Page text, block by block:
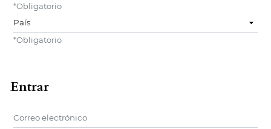
*Obligatorio
País
*Obligatorio
Entrar
Correo electrónico